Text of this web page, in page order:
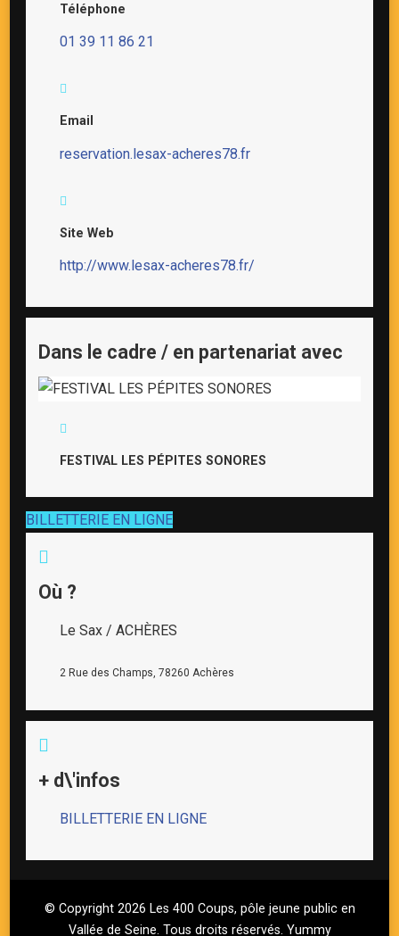
Téléphone
01 39 11 86 21
Email
reservation.lesax-acheres78.fr
Site Web
http://www.lesax-acheres78.fr/
Dans le cadre / en partenariat avec
FESTIVAL LES PÉPITES SONORES
BILLETTERIE EN LIGNE
Où ?
Le Sax / ACHÈRES
2 Rue des Champs, 78260 Achères
+ d\'infos
BILLETTERIE EN LIGNE
© Copyright 2026 Les 400 Coups, pôle jeune public en
Vallée de Seine . Tous droits réservés. Yummy